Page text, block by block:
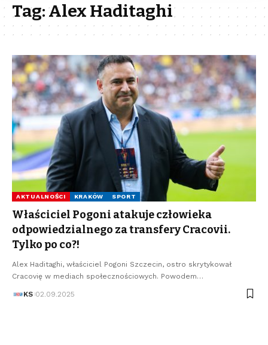
Tag:Alex Haditaghi
AKTUALNOŚCI KRAKÓW SPORT
Właściciel Pogoni atakuje człowieka
odpowiedzialnego za transfery Cracovii.
Tylko po co?!
Alex Haditaghi, właściciel Pogoni Szczecin, ostro skrytykował
Cracovię w mediach społecznościowych. Powodem…
KS 02.09.2025